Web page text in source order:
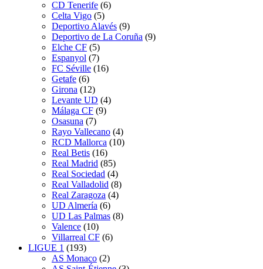
CD Tenerife (6)
Celta Vigo (5)
Deportivo Alavés (9)
Deportivo de La Coruña (9)
Elche CF (5)
Espanyol (7)
FC Séville (16)
Getafe (6)
Girona (12)
Levante UD (4)
Málaga CF (9)
Osasuna (7)
Rayo Vallecano (4)
RCD Mallorca (10)
Real Betis (16)
Real Madrid (85)
Real Sociedad (4)
Real Valladolid (8)
Real Zaragoza (4)
UD Almería (6)
UD Las Palmas (8)
Valence (10)
Villarreal CF (6)
LIGUE 1 (193)
AS Monaco (2)